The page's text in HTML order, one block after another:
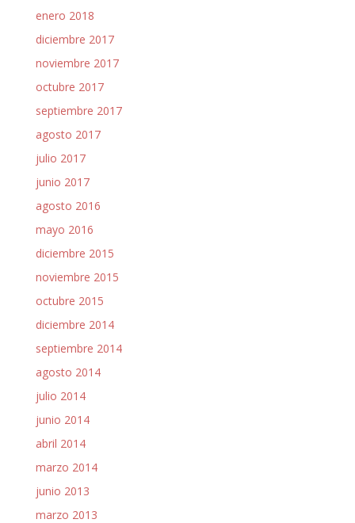
enero 2018
diciembre 2017
noviembre 2017
octubre 2017
septiembre 2017
agosto 2017
julio 2017
junio 2017
agosto 2016
mayo 2016
diciembre 2015
noviembre 2015
octubre 2015
diciembre 2014
septiembre 2014
agosto 2014
julio 2014
junio 2014
abril 2014
marzo 2014
junio 2013
marzo 2013